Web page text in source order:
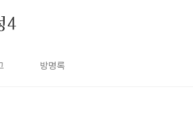
4
방명록